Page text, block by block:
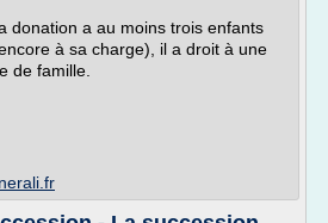
donation a au moins trois enfants
à sa charge), il a droit à une
de famille.